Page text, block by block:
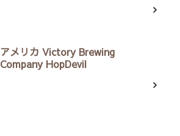
アメリカ Victory Brewing
Company HopDevil